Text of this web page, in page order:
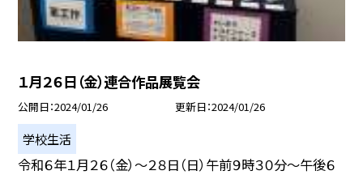
１月２６日（金）連合作品展覧会
公開日 2024/01/26 更新日 2024/01/26
学校生活
令和６年１月２６（金）〜２８日（日）午前９時３０分〜午後６